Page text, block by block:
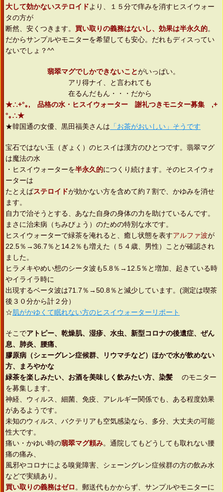
大して効かないステロイドより、１５分で痒みを消すヒスイウォー
タの方が
断然、安くつきます。 買い取りの義務はないし、効果は半永久的。
だからサンプルやモニターを希望しても安心。だれもディスってい
ないでしょ？^^
翡翠マグでしかできないことがいっぱい。
アリ得ナイ、と言われても
在るんだもん・・・だから
★∴+°｡, 品格の水・ヒスイウォーター 謝礼つきモニター募集 ,+
°｡∴★
★韓国通の女優、黒田福美さんは 「お茶がおいしい」そうです
宝石ではない玉（ぎょく）のヒスイは漢方のひとつです。翡翠マグ
は魔法の水
・ヒスイウォーターを半永久的につくり続けます。そのヒスイウォ
ーターは
たとえばステロイドが効かない方を含めて約７割で、かゆみを消せ
ます。
自力で治そうとする、あなた自身の身体の力を助けているんです。
まさに治未病（ちみびょう）のための特別な水です。
ヒスイウォーターで緑茶を淹れると、癒し状態を表すアルファ波が
22.5％→36.7％と14.2％も増えた（５４歳、男性）ことが確認され
ました。
ヒラメキやめい想のシータ波も5.8％→12.5％と増加、起きている時
やイライラ時に
出現するベータ波は71.7％→50.8％と減少しています。(測定は喫茶
後３０分から計２分）
☆肌がかゆくて眠れない方のヒスイウォーターリポート
そこでアトピー、乾燥肌、湿疹、水虫、新型コロナの後遺症、ぜん
息、肺炎、腰痛、
膠原病（シェーグレン症候群、リウマチなど）ほかで水が飲めない
方、まろやかな
緑茶を楽しみたい、お酒を美味しく飲みたい方、染髪
のモニター
を募集します。
神経、ウィルス、細菌、免疫、アレルギー関係でも、ある程度効果
があるようです。
未知のウィルス、バクテリアも空気感染なら、多分、大丈夫の可能
性大です。
痛い・かゆい時の翡翠マグ頼み。通院してもどうしても取れない腰
痛の痛み、
風邪やコロナによる嗅覚障害、シェーングレン症候群の方の飲み水
などで実績あり。
買い取りの義務はゼロ 。郵送代もかからず、サンプルやモニターに